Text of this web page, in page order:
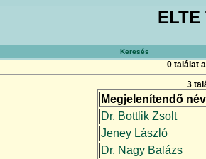
Keresés
0 találat
3
Megjelenítendő név
Dr. Bottlik Zsolt
Jeney László
Dr. Nagy Balázs